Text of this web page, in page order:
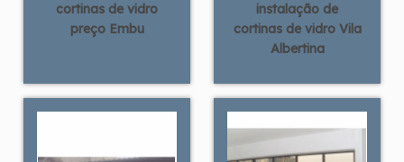
cortinas de vidro
preço Embu
instalação de
cortinas de vidro Vila
Albertina